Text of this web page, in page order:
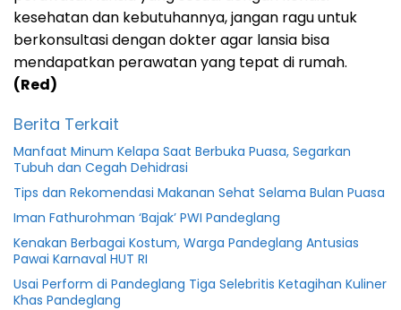
kesehatan dan kebutuhannya, jangan ragu untuk
berkonsultasi dengan dokter agar lansia bisa
mendapatkan perawatan yang tepat di rumah.
(Red)
Berita Terkait
Manfaat Minum Kelapa Saat Berbuka Puasa, Segarkan
Tubuh dan Cegah Dehidrasi
Tips dan Rekomendasi Makanan Sehat Selama Bulan Puasa
Iman Fathurohman ‘Bajak’ PWI Pandeglang
Kenakan Berbagai Kostum, Warga Pandeglang Antusias
Pawai Karnaval HUT RI
Usai Perform di Pandeglang Tiga Selebritis Ketagihan Kuliner
Khas Pandeglang